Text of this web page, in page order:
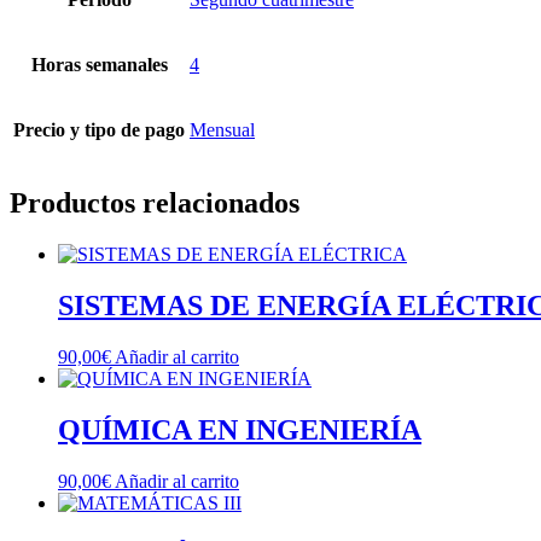
Horas semanales 4
Precio y tipo de pago Mensual
Productos relacionados
SISTEMAS DE ENERGÍA
90,00€ Añadir al carrito
QUÍMICA EN INGENIERÍA
90,00€ Añadir al carrito